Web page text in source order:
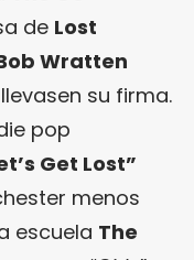
de Lost
Wratten
su firma.
pop
Get Lost”
menos
escuela The